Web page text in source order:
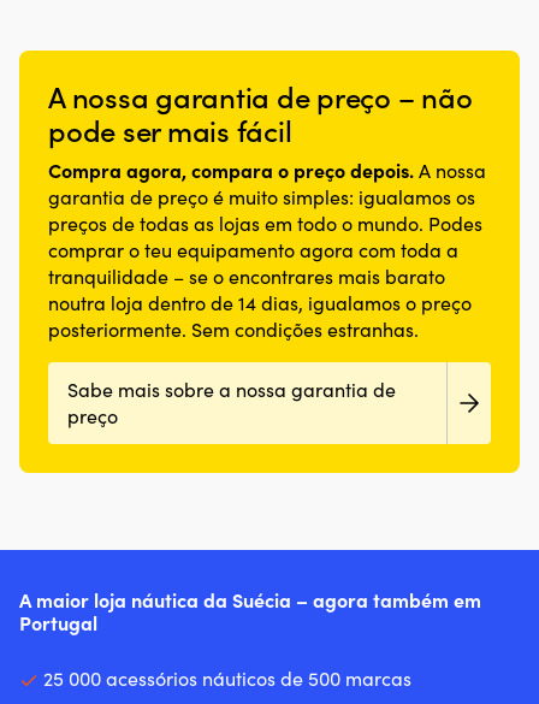
A nossa garantia de preço – não
pode ser mais fácil
Compra agora, compara o preço depois.A nossa
garantia de preço é muito simples: igualamos os
preços de todas as lojas em todo o mundo. Podes
comprar o teu equipamento agora com toda a
tranquilidade – se o encontrares mais barato
noutra loja dentro de 14 dias, igualamos o preço
posteriormente. Sem condições estranhas.
Sabe mais sobre a nossa garantia de
preço
A maior loja náutica da Suécia – agora também em
Portugal
25 000 acessórios náuticos de 500 marcas